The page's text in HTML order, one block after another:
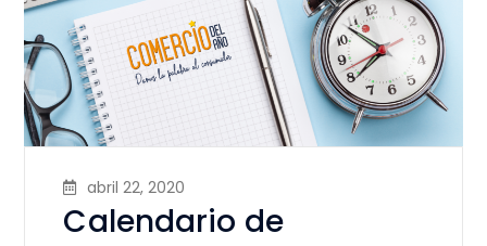
abril 22, 2020
Calendario de